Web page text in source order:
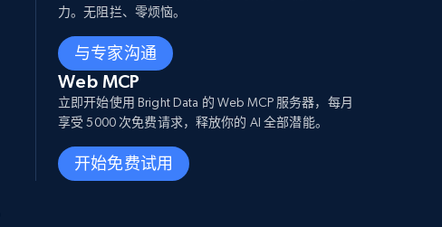
力。无阻拦、零烦恼。
与专家沟通
Web MCP
立即开始使用 Bright Data 的 Web MCP 服务器，每月
享受 5000 次免费请求，释放你的 AI 全部潜能。
开始免费试用